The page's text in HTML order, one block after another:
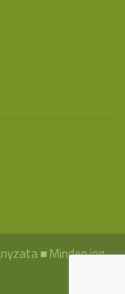
■ Minden jog